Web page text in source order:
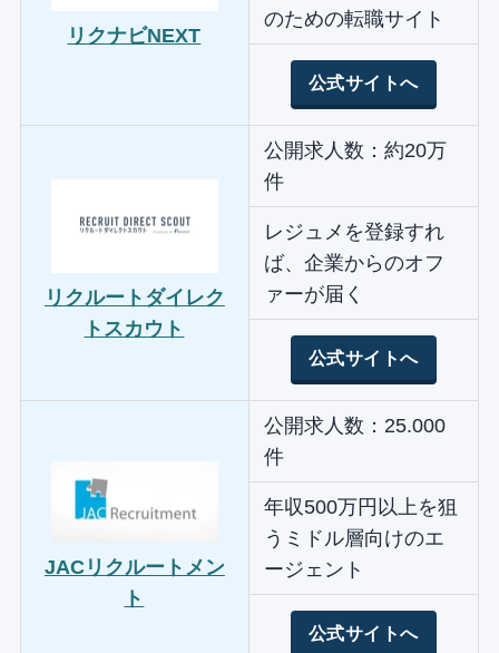
リクナビNEXT
のための転職サイト
公式サイトへ
リクルートダイレク
トスカウト
公開求人数：約20万
件
レジュメを登録すれ
ば、企業からのオフ
ァーが届く
公式サイトへ
JACリクルートメン
ト
公開求人数：25.000
件
年収500万円以上を狙
うミドル層向けのエ
ージェント
公式サイトへ